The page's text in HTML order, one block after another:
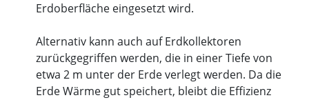
Erdoberfläche eingesetzt wird.
Alternativ kann auch auf Erdkollektoren
zurückgegriffen werden, die in einer Tiefe von
etwa 2 m unter der Erde verlegt werden. Da die
Erde Wärme gut speichert, bleibt die Effizienz